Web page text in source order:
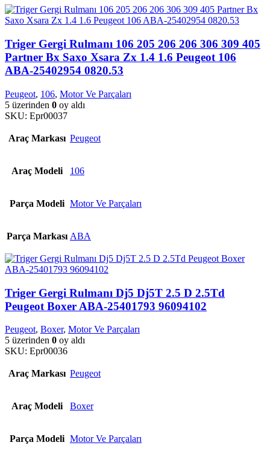
Triger Gergi Rulmanı 106 205 206 206 306 309 405
Partner Bx Saxo Xsara Zx 1.4 1.6 Peugeot 106
ABA-25402954 0820.53
Peugeot, 106, Motor Ve Parçaları
5 üzerinden 0 oy aldı
SKU: Epr00037
Araç Markası Peugeot
Araç Modeli 106
Parça Modeli Motor Ve Parçaları
Parça Markası ABA
Triger Gergi Rulmanı Dj5 Dj5T 2.5 D 2.5Td
Peugeot Boxer ABA-25401793 96094102
Peugeot, Boxer, Motor Ve Parçaları
5 üzerinden 0 oy aldı
SKU: Epr00036
Araç Markası Peugeot
Araç Modeli Boxer
Parça Modeli Motor Ve Parçaları